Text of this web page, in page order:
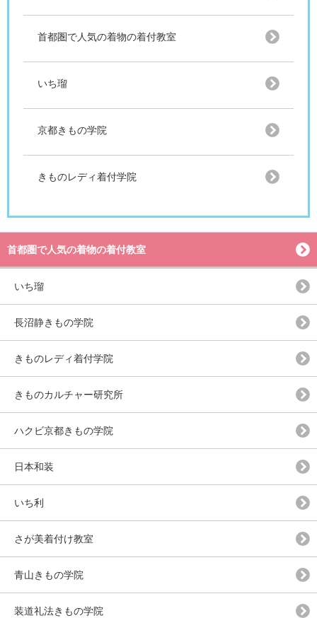
首都圏で人気の着物の着付教室
いち瑠
京都きもの学院
きものレディ着付学院
首都圏で人気の着物の着付教室
いち瑠
長沼静きもの学院
きものレディ着付学院
きものカルチャー研究所
ハクビ京都きもの学院
日本和装
いち利
さが美着付け教室
青山きもの学院
装道礼法きもの学院